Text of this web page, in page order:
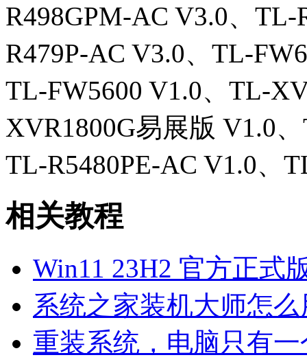
R498GPM-AC V3.0、
R479P-AC V3.0、TL-
TL-FW5600 V1.0、TL-
XVR1800G易展版 V1.0
TL-R5480PE-AC V1.0、
相关教程
Win11 23H2 官方正式
系统之家装机大师怎
重装系统，电脑只有